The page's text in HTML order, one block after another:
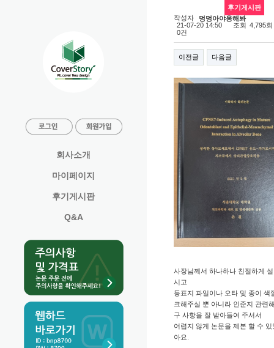
회사소개
마이페이지
후기게시판
Q&A
후기게시판
작성자
멍멍아야옹해봐
21-07-20 14:50
조회 4,795회
0건
이전글 다음글
사장님께서 하나하나 친절하게
시고
등표지 파일이나 오타 및 종이 색
크해주실 뿐 아니라 인준지 관련
구 사항을 잘 받아들여 주셔서
어렵지 않게 논문을 제본 할 수 있
아요.